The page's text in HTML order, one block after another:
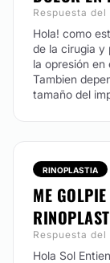
Respuesta del
Hola! como
de la cirugia y
la opresión en
Tambien
tamaño del
RINOPLASTIA
ME
Respuesta del
Hola Sol